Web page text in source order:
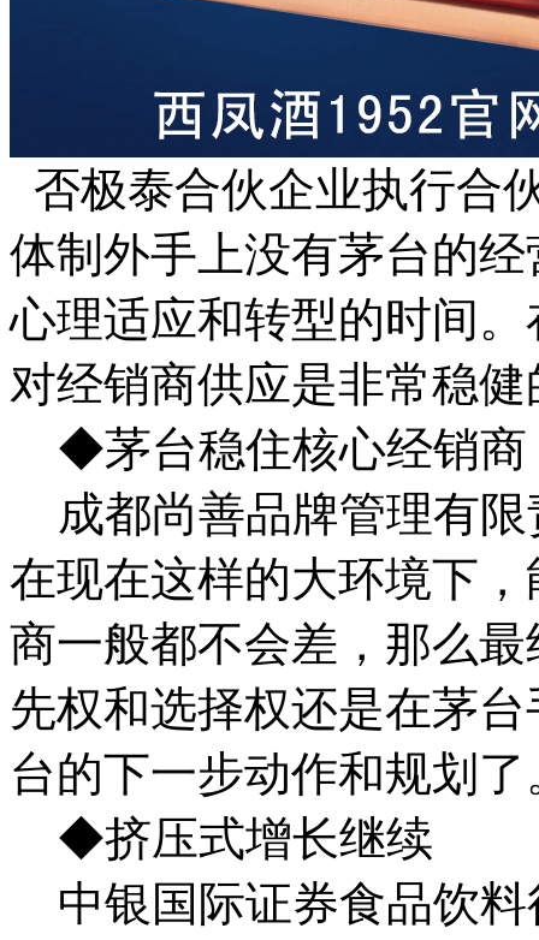
否极泰合伙企业执行合
体制外手上没有茅台的
心理适应和转型的时间
对经销商供应是非常稳
◆茅台稳住核心经销商
成都尚善品牌管理有限
在现在这样的大环境下
商一般都不会差，那么
先权和选择权还是在茅
台的下一步动作和规划了
◆挤压式增长继续
中银国际证券食品饮料